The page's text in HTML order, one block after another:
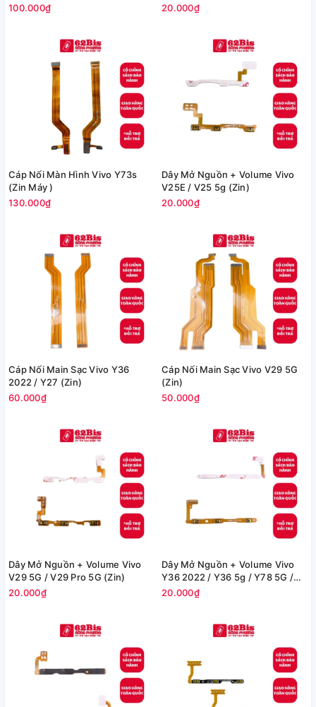
100.000₫
20.000₫
Cáp Nối Màn Hình Vivo Y73s
(Zin Máy )
130.000₫
Dây Mở Nguồn + Volume Vivo
V25E / V25 5g (Zin)
20.000₫
Cáp Nối Main Sạc Vivo Y36
2022 / Y27 (Zin)
60.000₫
Cáp Nối Main Sạc Vivo V29 5G
(Zin)
50.000₫
Dây Mở Nguồn + Volume Vivo
V29 5G / V29 Pro 5G (Zin)
20.000₫
Dây Mở Nguồn + Volume Vivo
Y36 2022 / Y36 5g / Y78 5G /
20.000₫